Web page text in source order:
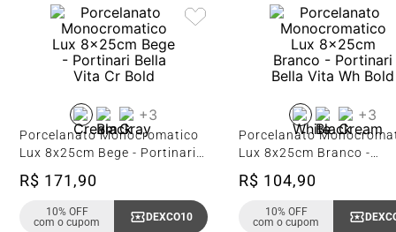
+3
Porcelanato Monocromatico
Lux 8x25cm Bege - Portinari
Bella Vita Cr Bold
R$ 171 ,90
10% OFF
com o cupom
DEXCO10 Copiar Cupom
+3
Porcelanato
Lux 8x25cm Branco -
Portinari Bella Vita Wh
R$ 104,90
10% OFF
com o cupom